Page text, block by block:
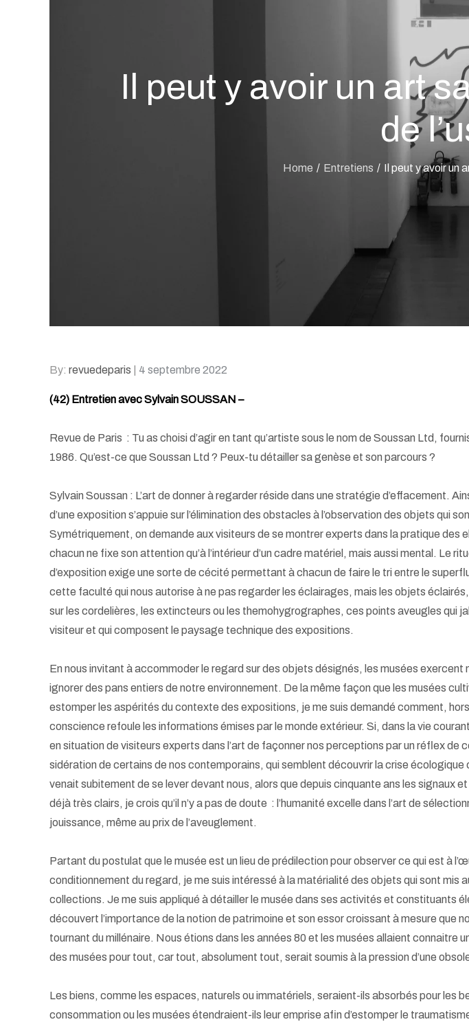
Il peut y avoir un art
de
Home Entretiens Il peut y avoir un
By: revuedeparis
Posted
4 septembre 2022
(42) Entretien avec Sylvain SOUSSAN –
Revue de Paris : Tu as choisi d’agir en tant qu’artiste sous le nom de Soussan Ltd,
1986. Qu’est-ce que Soussan Ltd ? Peux-tu détailler sa genèse et son parcours ?
Sylvain Soussan : L’art de donner à regarder réside dans une stratégie d’effacement.
d’une exposition s’appuie sur l’élimination des obstacles à l’observation des objets qui
Symétriquement, on demande aux visiteurs de se montrer experts dans la pratique des
chacun ne fixe son attention qu’à l’intérieur d’un cadre matériel, mais aussi mental. Le
d’exposition exige une sorte de cécité permettant à chacun de faire le tri entre le
cette faculté qui nous autorise à ne pas regarder les éclairages, mais les objets
sur les cordelières, les extincteurs ou les themohygrographes, ces points aveugles qui
visiteur et qui composent le paysage technique des expositions.
En nous invitant à accommoder le regard sur des objets désignés, les musées exercent
ignorer des pans entiers de notre environnement. De la même façon que les musées
estomper les aspérités du contexte des expositions, je me suis demandé comment,
conscience refoule les informations émises par le monde extérieur. Si, dans la vie
en situation de visiteurs experts dans l’art de façonner nos perceptions par un réflex de
sidération de certains de nos contemporains, qui semblent découvrir la crise écologique
venait subitement de se lever devant nous, alors que depuis cinquante ans les signaux
déjà très clairs, je crois qu’il n’y a pas de doute : l’humanité excelle dans l’art de
jouissance, même au prix de l’aveuglement.
Partant du postulat que le musée est un lieu de prédilection pour observer ce qui est à
conditionnement du regard, je me suis intéressé à la matérialité des objets qui sont mis
collections. Je me suis appliqué à détailler le musée dans ses activités et constituants
découvert l’importance de la notion de patrimoine et son essor croissant à mesure que
tournant du millénaire. Nous étions dans les années 80 et les musées allaient connaitre
des musées pour tout, car tout, absolument tout, serait soumis à la pression d’une
Les biens, comme les espaces, naturels ou immatériels, seraient-ils absorbés pour les
consommation ou les musées étendraient-ils leur emprise afin d’estomper le